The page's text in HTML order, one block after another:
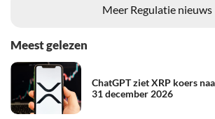
Meer Regulatie nieuws
Meest gelezen
ChatGPT ziet XRP koers
31 december 2026